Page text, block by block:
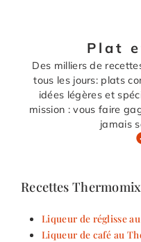
Plat
Des milliers de
tous les jours: plats
idées légères et
mission : vous faire
jamais
Recettes Thermomix
Liqueur de réglisse
Liqueur de café au